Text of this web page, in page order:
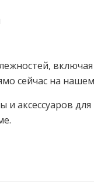
сейчас на